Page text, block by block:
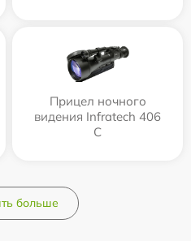
Прицел ночного
видения Infratech 406
С
больше